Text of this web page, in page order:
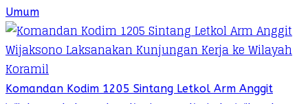
Umum
Komandan Kodim 1205 Sintang Letkol Arm Anggit